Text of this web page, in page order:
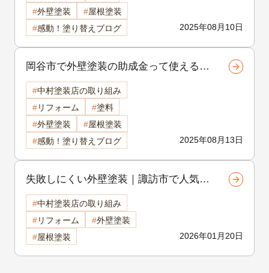
2025年08月10日
外壁塗装
屋根塗装
感動！塗り替えブログ
岡谷市で外壁塗装の助成金って使える
の？補助金・助成金のあれこれ【2025年
度版】
2025年08月13日
中村塗装店の取り組み
リフォーム
塗料
外壁塗装
屋根塗装
感動！塗り替えブログ
失敗しにくい外壁塗装｜諏訪市で人気の
色と素材のベストバランス 諏訪
市 外壁塗装
2026年01月20日
中村塗装店の取り組み
リフォーム
外壁塗装
屋根塗装